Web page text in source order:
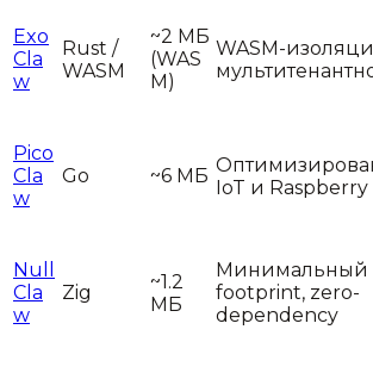
Exo
Cla
w
Rust /
WASM
~2 МБ
(WAS
M)
WASM-
Pico
Cla
w
Go ~6 МБ
IoT и Raspberry
Null
Cla
w
Zig
~1.2
МБ
Минимальный
footprint, zero-
dependency